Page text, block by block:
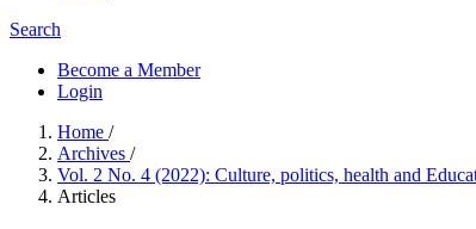
Search
Become a Member
Login
Home /
Archives /
Vol. 2 No. 4 (2022): Culture, politics, health and
Articles